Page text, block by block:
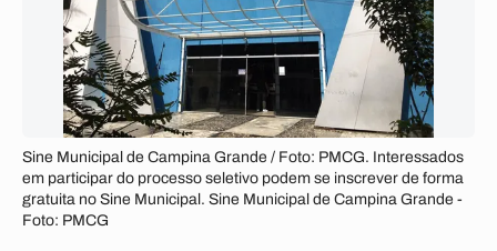
Sine Municipal de Campina Grande / Foto: PMCG. Interessados
em participar do processo seletivo podem se inscrever de forma
gratuita no Sine Municipal. Sine Municipal de Campina Grande -
Foto: PMCG